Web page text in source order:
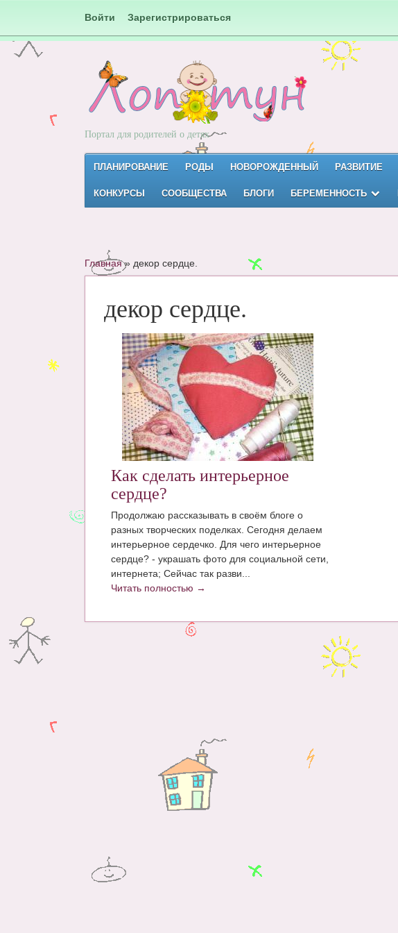
Войти Зарегистрироваться
Портал для родителей о детях
ПЛАНИРОВАНИЕ РОДЫ НОВОРОЖДЕННЫЙ РАЗВИТИЕ
КОНКУРСЫ СООБЩЕСТВА БЛОГИ БЕРЕМЕННОСТЬ
Главная» декор сердце.
декор сердце.
Как сделать интерьерное
сердце?
Продолжаю рассказывать в своём блоге о
разных творческих поделках. Сегодня делаем
интерьерное сердечко. Для чего интерьерное
сердце? - украшать фото для социальной сети,
интернета; Сейчас так разви...
Читать полностью →